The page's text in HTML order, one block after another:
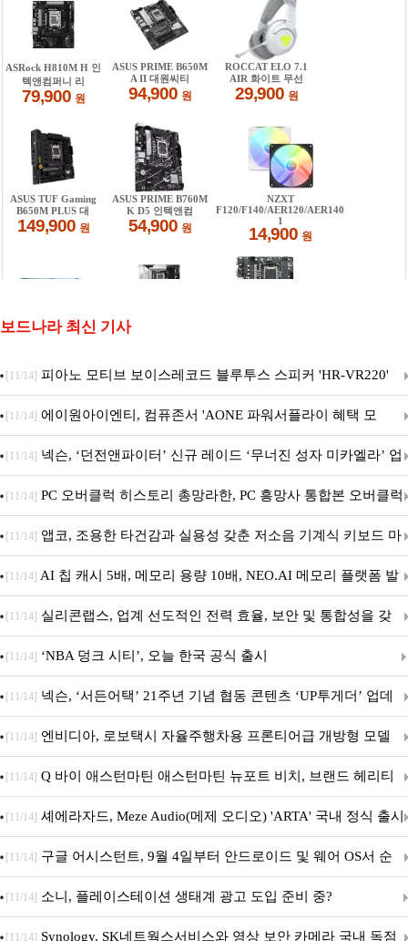
보드나라 최신 기사
[11/14] 피아노 모티브 보이스레코드 블루투스 스피커 'HR-VR220'
출시
[11/14] 에이원아이엔티, 컴퓨존서 'AONE 파워서플라이 혜택 모
음.ZIP' 이벤트 진행
[11/14] 넥슨, ‘던전앤파이터’ 신규 레이드 ‘무너진 성자 미카엘라’ 업
데이트!
[11/14] PC 오버클럭 히스토리 총망라한, PC 흥망사 통합본 오버클럭
특집(1-4편)
[11/14] 앱코, 조용한 타건감과 실용성 갖춘 저소음 기계식 키보드 마
우스 세트 'KM580' 출시
[11/14] AI 칩 캐시 5배, 메모리 용량 10배, NEO.AI 메모리 플랫폼 발
표
[11/14] 실리콘랩스, 업계 선도적인 전력 효율, 보안 및 통합성을 갖
춘 초저전력 블루투스 LE SoC ‘BG2B’ 공개
[11/14] ‘NBA 덩크 시티’, 오늘 한국 공식 출시
[11/14] 넥슨, ‘서든어택’ 21주년 기념 협동 콘텐츠 ‘UP투게더’ 업데
이트
[11/14] 엔비디아, 로보택시 자율주행차용 프론티어급 개방형 모델
‘알파마요 2 슈퍼’ 상업적 이용 가능
[11/14] Q 바이 애스턴마틴 애스턴마틴 뉴포트 비치, 브랜드 헤리티
지 담은 ‘헤리티지 에디션 컬렉션’ 공개
[11/14] 셰에라자드, Meze Audio(메제 오디오) 'ARTA' 국내 정식 출시
[11/14] 구글 어시스턴트, 9월 4일부터 안드로이드 및 웨어 OS서 순
차 서비스 종료
[11/14] 소니, 플레이스테이션 생태계 광고 도입 준비 중?
[11/14] Synology, SK네트웍스서비스와 영상 보안 카메라 국내 독점